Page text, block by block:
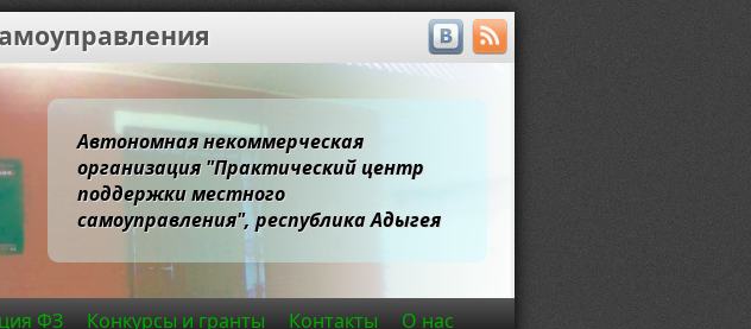
Автономная некоммерческая
организация "Практический центр
поддержки местного
самоуправления", республика Адыгея
ФЗ Конкурсы и гранты Контакты О нас